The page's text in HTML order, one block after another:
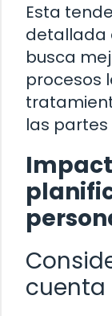
Esta
detallada
busca
procesos
las
cuenta